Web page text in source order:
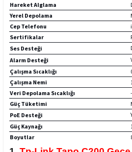
Hareket Alglama
Yerel Depolama
Cep Telefonu
Sertifikalar
Ses Desteği
Alarm Desteği
Çalışma Sıcaklığı
Çalışma Nemi
Veri Depolama Sıcaklığı
Güç Tüketimi
PoE Desteği
Güç Kaynağı
Boyutlar